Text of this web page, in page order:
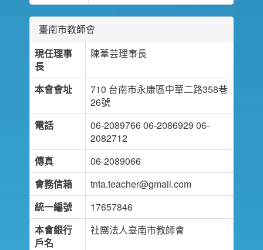
臺南市教師會
現任理事
長
陳葦芸理事長
本會會址
710 台南市永康區中華二路358巷
26號
電話
06-2089766 06-2086929 06-
2082712
傳真
06-2089066
會務信箱
tnta.teacher@gmail.com
統一編號
17657846
本會銀行
戶名
社團法人臺南市教師會